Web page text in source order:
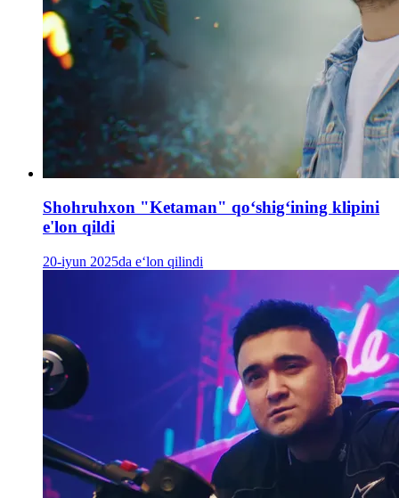
Shohruhxon "Ketaman" qoʻshigʻining klipini
e'lon qildi
20-iyun 2025da e‘lon qilindi